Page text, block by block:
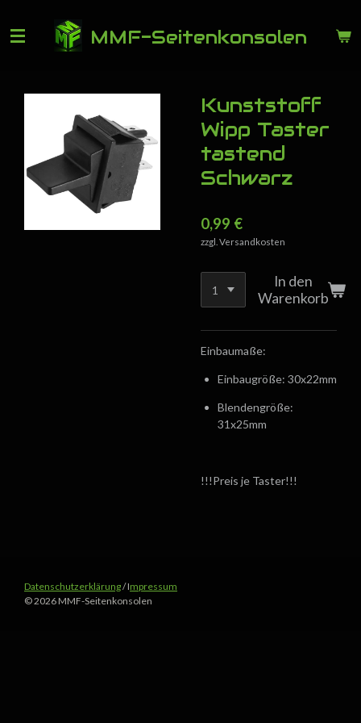
Hauptinhalt
MMF-Seitenkonsolen
Kunststoff
Wipp Taster
tastend
Schwarz
0,99 €
zzgl. Versandkosten
In den
Warenkorb
Einbaumaße:
Einbaugröße: 30x22mm
Blendengröße:
31x25mm
!!!Preis je Taster!!!
Datenschutzerklärung/ Impressum
© 2026 MMF-Seitenkonsolen